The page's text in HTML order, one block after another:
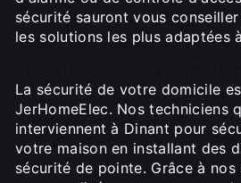
sécurité sauront vous
les solutions les plus adaptées
La sécurité de votre domicile
JerHomeElec. Nos techniciens
interviennent à Dinant pour
votre maison en installant des
sécurité de pointe. Grâce à nos